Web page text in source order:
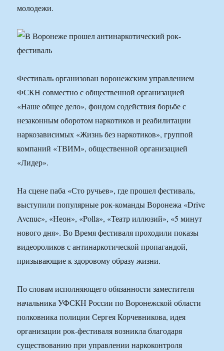
молодежи.
Фестиваль организован воронежским управлением
ФСКН совместно с общественной организацией
«Наше общее дело», фондом содействия борьбе с
незаконным оборотом наркотиков и реабилитации
наркозависимых «Жизнь без наркотиков», группой
компаний «ТВИМ», общественной организацией
«Лидер».
На сцене паба «Сто ручьев», где прошел фестиваль,
выступили популярные рок-команды Воронежа «Drive
Avenue», «Неон», «Polla», «Театр иллюзий», «5 минут
нового дня». Во Время фестиваля проходили показы
видеороликов с антинаркотической пропагандой,
призывающие к здоровому образу жизни.
По словам исполняющего обязанности заместителя
начальника УФСКН России по Воронежской области
полковника полиции Сергея Корчевникова, идея
организации рок-фестиваля возникла благодаря
существованию при управлении наркоконтроля